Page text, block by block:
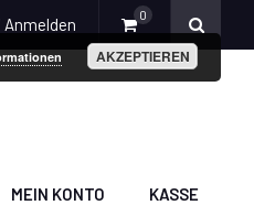
0
MEIN KONTO KASSE
AKZEPTIEREN